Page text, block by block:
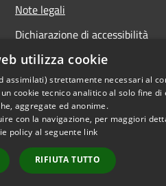
Note legali
Dichiarazione di accessibilità
utilizza cookie
assimilati) strettamente necessari al
cookie tecnico analitico al solo fine di
aggregate ed anonime.
con la navigazione, per maggiori
policy al seguente link
RIFIUTA TUTTO